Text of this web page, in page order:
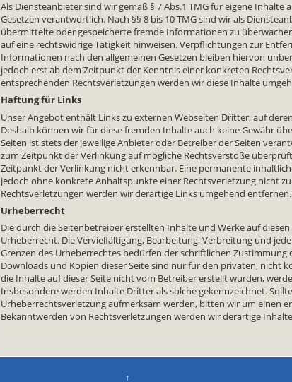
Als Diensteanbieter sind wir gemäß § 7 Abs.1 TMG für eigene Inhalte
Gesetzen verantwortlich. Nach §§ 8 bis 10 TMG sind wir als
übermittelte oder gespeicherte fremde Informationen zu
auf eine rechtswidrige Tätigkeit hinweisen. Verpflichtungen zur
Informationen nach den allgemeinen Gesetzen bleiben hiervon
jedoch erst ab dem Zeitpunkt der Kenntnis einer konkreten
entsprechenden Rechtsverletzungen werden wir diese Inhalte
Haftung für Links
Unser Angebot enthält Links zu externen Webseiten Dritter, auf
Deshalb können wir für diese fremden Inhalte auch keine Gewähr
Seiten ist stets der jeweilige Anbieter oder Betreiber der Seiten
zum Zeitpunkt der Verlinkung auf mögliche Rechtsverstöße
Zeitpunkt der Verlinkung nicht erkennbar. Eine permanente
jedoch ohne konkrete Anhaltspunkte einer Rechtsverletzung nicht
Rechtsverletzungen werden wir derartige Links umgehend entfernen.
Urheberrecht
Die durch die Seitenbetreiber erstellten Inhalte und Werke auf
Urheberrecht. Die Vervielfältigung, Bearbeitung, Verbreitung und
Grenzen des Urheberrechtes bedürfen der schriftlichen Zustimmung
Downloads und Kopien dieser Seite sind nur für den privaten, nicht
die Inhalte auf dieser Seite nicht vom Betreiber erstellt wurden,
Insbesondere werden Inhalte Dritter als solche gekennzeichnet.
Urheberrechtsverletzung aufmerksam werden, bitten wir um einen
Bekanntwerden von Rechtsverletzungen werden wir derartige
↑